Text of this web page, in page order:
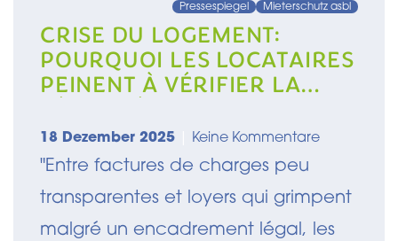
Pressespiegel Mieterschutz asbl
CRISE DU LOGEMENT:
POURQUOI LES LOCATAIRES
PEINENT À VÉRIFIER LA
18 Dezember 2025 Keine Kommentare
"Entre factures de charges peu
transparentes et loyers qui grimpent
malgré un encadrement légal, les